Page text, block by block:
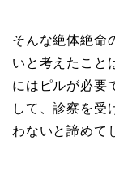
そんな絶体絶命
いと考えたこと
にはピルが必要
して、診察を受
わないと諦めて